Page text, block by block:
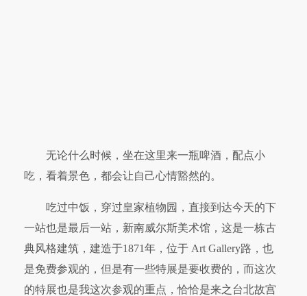
无论什么时候，坐在这里来一瓶啤酒，配点小
吃，看着景色，都会让自己心情豁然的。
吃过中饭，穿过皇家植物园，直接到达今天的下
一站也是最后一站，新南威尔斯美术馆，这是一栋古
典风格建筑，建造于1871年，位于 Art Gallery路，也
是免费参观的，但是有一些特展是要收费的，而这次
的特展也是我这次参观的重点，恰恰是来之台北故宫